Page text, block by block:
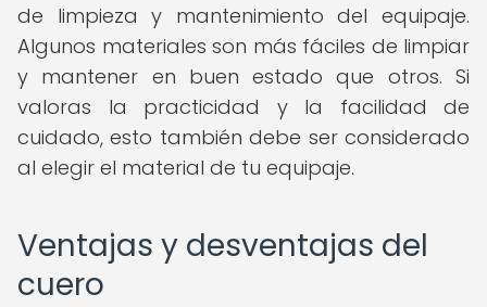
de limpieza y mantenimiento del equipaje.
Algunos materiales son más fáciles de limpiar
y mantener en buen estado que otros. Si
valoras la practicidad y la facilidad de
cuidado, esto también debe ser considerado
al elegir el material de tu equipaje.
Ventajas y desventajas del
cuero